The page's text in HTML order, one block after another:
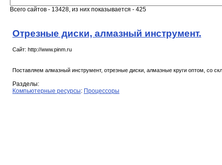
Всего сайтов - 13428, из них показывается - 425
Отрезные диски, алмазный инструмент.
Сайт: http://www.pinm.ru
Поставляем алмазный инструмент, отрезные диски, алмазные круги оптом, со
Разделы:
Компьютерные ресурсы: Процессоры